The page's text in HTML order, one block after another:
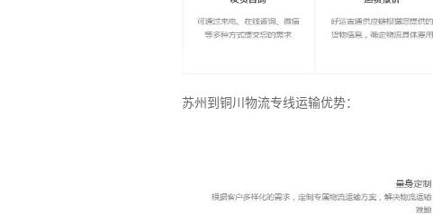
苏州到铜川物流专线运输优势：